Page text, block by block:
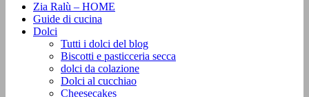
Zia Ralù – HOME
Guide di cucina
Dolci
Tutti i dolci del blog
Biscotti e pasticceria secca
dolci da colazione
Dolci al cucchiao
Cheesecakes